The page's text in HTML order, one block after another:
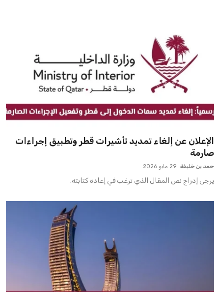
الإعلان عن إلغاء تمديد تأشيرات قطر وتطبيق إجراءات
صارمة
حمد بن خليفة 29 مايو 2026
يرجى إدراج نص المقال الذي ترغب في إعادة كتابته.